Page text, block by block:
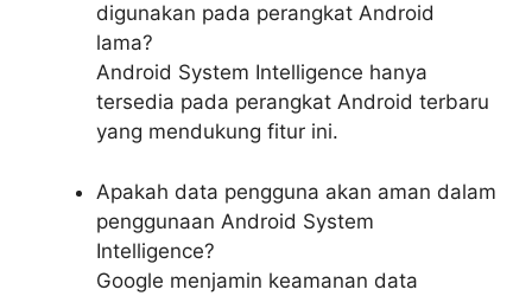
digunakan pada perangkat Android
lama?
Android System Intelligence hanya
tersedia pada perangkat Android terbaru
yang mendukung fitur ini.
Apakah data pengguna akan aman dalam
penggunaan Android System
Intelligence?
Google menjamin keamanan data